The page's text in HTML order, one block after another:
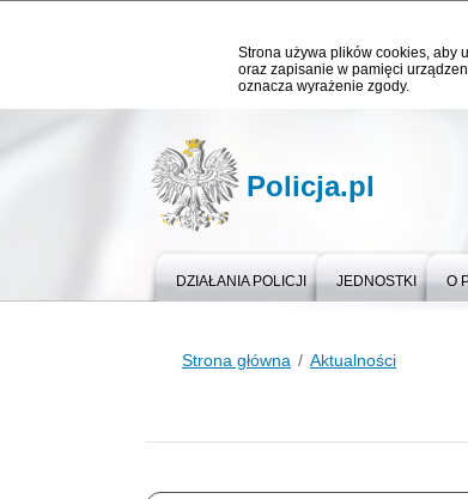
Strona używa plików cookies, aby
oraz zapisanie w pamięci
oznacza wyrażenie zgody.
Policja.pl
DZIAŁANIA POLICJI JEDNOSTKI O
Strona główna Aktualności